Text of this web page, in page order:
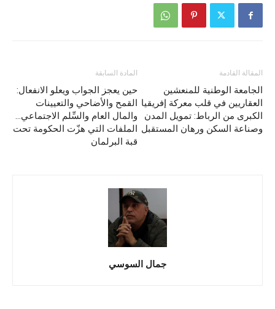
المادة السابقة
حين يعجز الجواب ويعلو الانفعال:
القمح والأضاحي والتعيينات
والمال العام والسِّلم الاجتماعي…
الملفات التي هزّت الحكومة تحت
قبة البرلمان
المقالة القادمة
الجامعة الوطنية للمنعشين
العقاريين في قلب معركة إفريقيا
الكبرى من الرباط: تمويل المدن
وصناعة السكن ورهان المستقبل
جمال السوسي